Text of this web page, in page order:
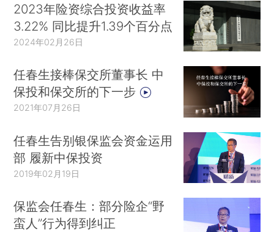
2023年险资综合投资收益率
3.22% 同比提升1.39个百分点
2024年02月26日
任春生接棒保交所董事长 中
保投和保交所的下一步
2021年07月26日
任春生告别银保监会资金运用
部 履新中保投资
2019年02月19日
保监会任春生：部分险企“野
蛮人”行为得到纠正